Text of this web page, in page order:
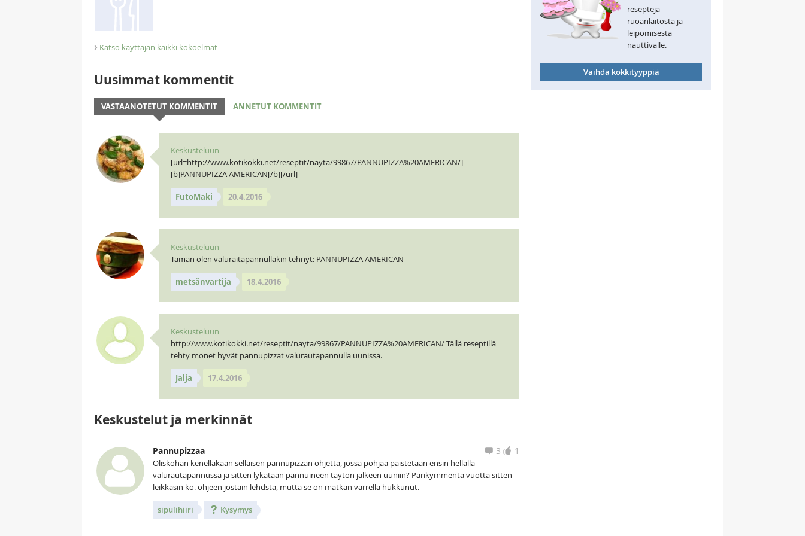
› Katso käyttäjän kaikki kokoelmat
Uusimmat kommentit
VASTAANOTETUT KOMMENTIT ANNETUT KOMMENTIT
Keskusteluun
[url=http://www.kotikokki.net/reseptit/nayta/99867/PANNUPIZZA%20AMERICAN/]
[b]PANNUPIZZA AMERICAN[/b][/url]
FutoMaki 20.4.2016
Keskusteluun
Tämän olen valuraitapannullakin tehnyt: PANNUPIZZA AMERICAN
metsänvartija 18.4.2016
Keskusteluun
http://www.kotikokki.net/reseptit/nayta/99867/PANNUPIZZA%20AMERICAN/ Tällä reseptillä
tehty monet hyvät pannupizzat valurautapannulla uunissa.
Jalja 17.4.2016
Keskustelut ja merkinnät
Pannupizzaa 1
3
Oliskohan kenelläkään sellaisen pannupizzan ohjetta, jossa pohjaa paistetaan ensin hellalla
valurautapannussa ja sitten lykätään pannuineen täytön jälkeen uuniin? Parikymmentä vuotta sitten
leikkasin ko. ohjeen jostain lehdstä, mutta se on matkan varrella hukkunut.
sipulihiiri Kysymys
reseptejä
ruoanlaitosta ja
leipomisesta
nauttivalle.
Vaihda kokkityyppiä